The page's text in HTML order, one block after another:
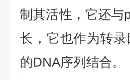
制其活性，它还与
长，它也作为转
的DNA序列结合。